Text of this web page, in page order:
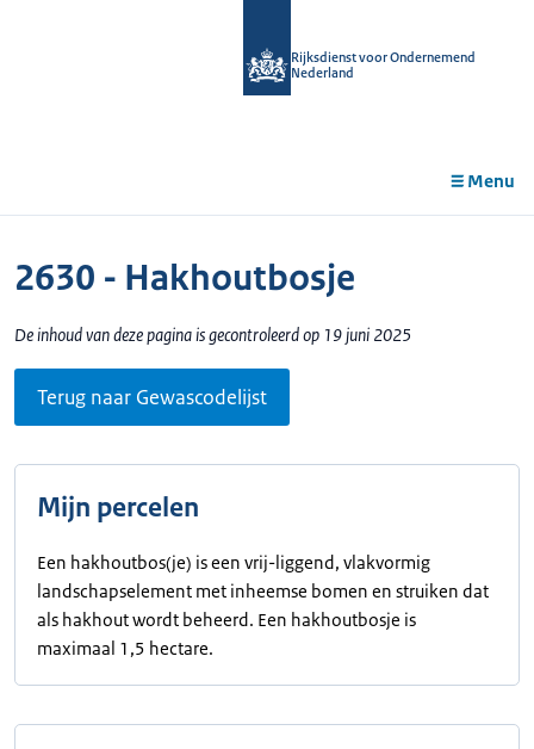
Rijksdienst voor Ondernemend
Nederland
Menu
2630 - Hakhoutbosje
De inhoud van deze pagina is gecontroleerd op 19 juni 2025
Terug naar Gewascodelijst
Mijn percelen
Een hakhoutbos(je) is een vrij-liggend, vlakvormig
landschapselement met inheemse bomen en struiken dat
als hakhout wordt beheerd. Een hakhoutbosje is
maximaal 1,5 hectare.